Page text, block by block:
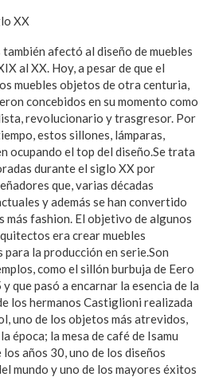
XX
afectó al diseño de muebles
al XX. Hoy, a pesar de que el
muebles objetos de otra centuria,
concebidos en su momento como
revolucionario y trasgresor. Por
estos sillones, lámparas,
ocupando el top del diseño.Se trata
durante el siglo XX por
que, varias décadas
y además se han convertido
más fashion. El objetivo de algunos
era crear muebles
la producción en serie.Son
como el sillón burbuja de Eero
que pasó a encarnar la esencia de la
los hermanos Castiglioni realizada
uno de los objetos más atrevidos,
época; la mesa de café de Isamu
años 30, uno de los diseños
mundo y uno de los mayores éxitos